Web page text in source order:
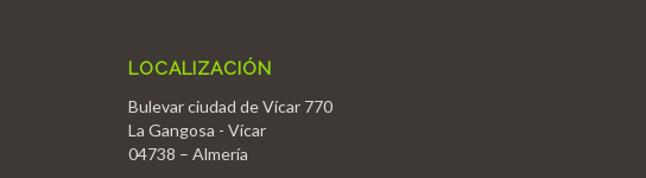
LOCALIZACIÓN
Bulevar ciudad de Vícar 770
La Gangosa - Vícar
04738 – Almería